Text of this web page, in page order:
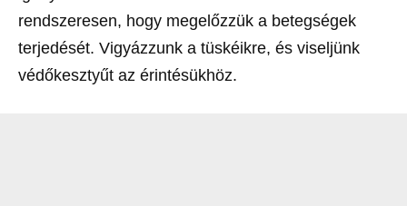
rendszeresen, hogy megelőzzük a betegségek
terjedését. Vigyázzunk a tüskéikre, és viseljünk
védőkesztyűt az érintésükhöz.